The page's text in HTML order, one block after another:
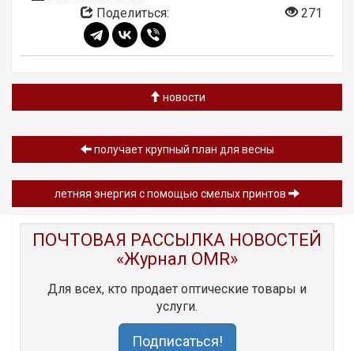
Поделиться:
271
новости
получает крупный план для весны
летняя энергия с помощью смелых принтов
ПОЧТОВАЯ РАССЫЛКА НОВОСТЕЙ
«Журнал OMR»
Для всех, кто продает оптические товары и
услуги.
Подписаться!